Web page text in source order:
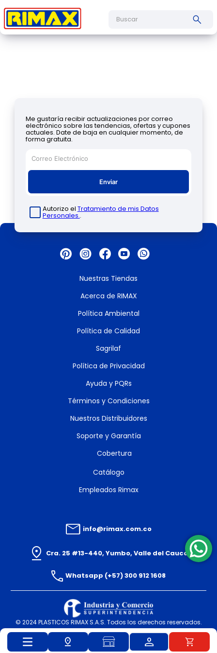
Me gustaría recibir actualizaciones por correo
electrónico sobre las tendencias, ofertas y cupones
actuales. Date de baja en cualquier momento, de
forma gratuita.
Enviar
Autorizo el Tratamiento de mis Datos
Personales..
Nuestras Tiendas
Acerca de RIMAX
Política Ambiental
Política de Calidad
Sagrilaf
Política de Privacidad
Ayuda y PQRs
Términos y Condiciones
Nuestros Distribuidores
Soporte y Garantía
Cobertura
Catálogo
Empleados Rimax
info@rimax.com.co
Cra. 25 #13-440, Yumbo, Valle del Cauca
Whatsapp (+57) 300 912 1608
© 2024 PLASTICOS RIMAX S.A.S. Todos los derechos reservados.
Powered By